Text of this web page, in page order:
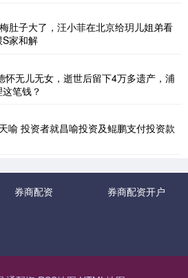
肚子大了，汪小菲在北京给玥儿姐弟看
家和解
怀无儿无女，逝世后留下4万多遗产，浦
笔钱？
喻 投资者就昌喻投资及鲲鹏支付投资款
券商配资 券商配资开户